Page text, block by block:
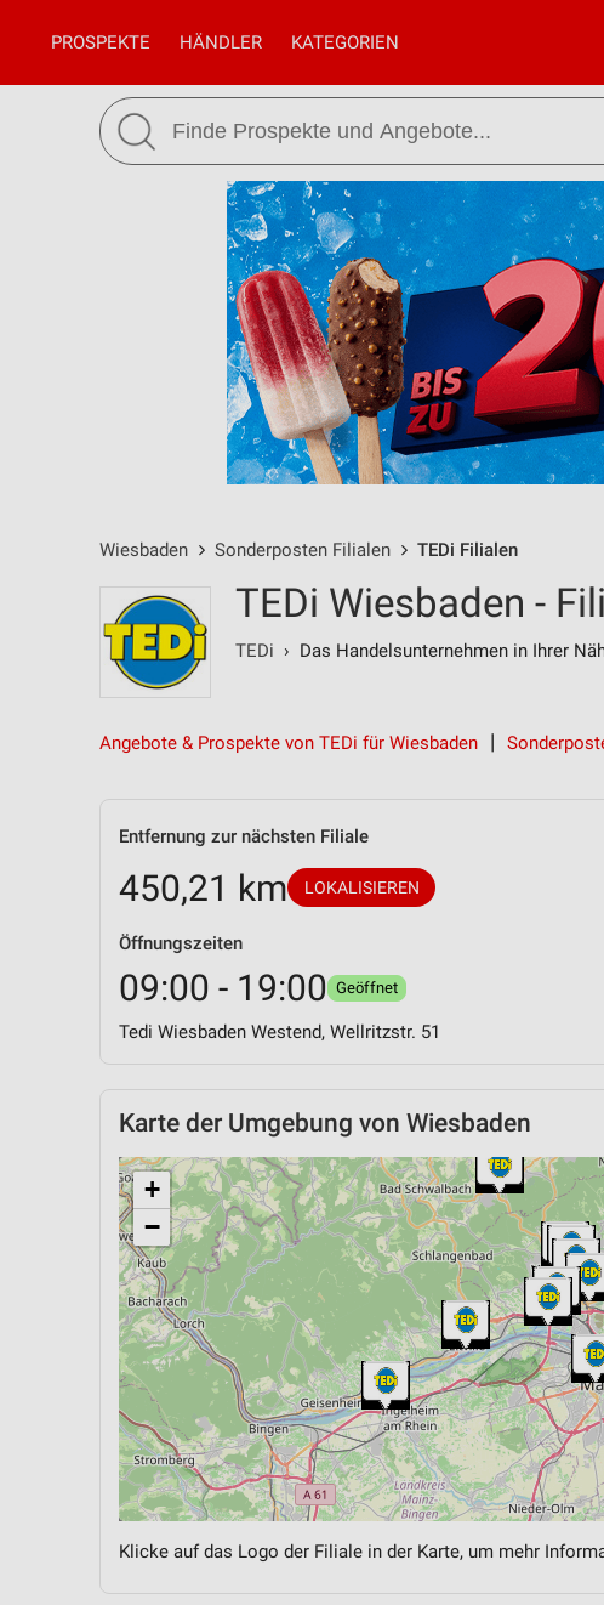
PROSPEKTE HÄNDLER KATEGORIEN
Wiesbaden Sonderposten Filialen TEDi Filialen
TEDi Wiesbaden -
TEDi › Das Handelsunternehmen in Ihrer
Angebote & Prospekte von TEDi für Wiesbaden
Entfernung zur nächsten Filiale
450,21 km LOKALISIEREN
Öffnungszeiten
09:00 - 19:00 Geöffnet
Tedi Wiesbaden Westend, Wellritzstr. 51
Karte der Umgebung von Wiesbaden
+
−
Klicke auf das Logo der Filiale in der Karte, um mehr